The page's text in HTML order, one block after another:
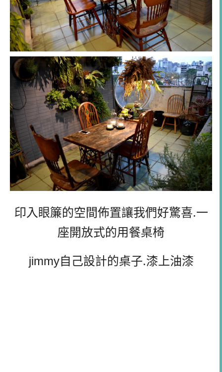
印入眼簾的空間佈置讓我們好驚喜.一
座開放式的用餐桌椅
jimmy自己設計的桌子.漆上油漆